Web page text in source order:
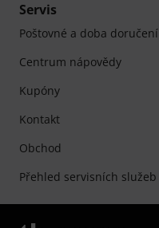
Servis
Poštovné a doba doručení
Centrum nápovědy
Kupóny
Kontakt
Obchod
Přehled servisních služeb